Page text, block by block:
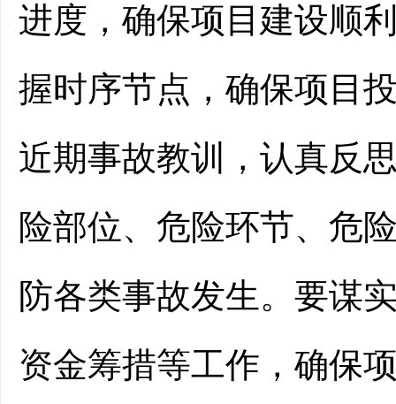
进度，确保项目建设顺
握时序节点，确保项目
近期事故教训，认真反
险部位、危险环节、危
防各类事故发生。要谋
资金筹措等工作，确保